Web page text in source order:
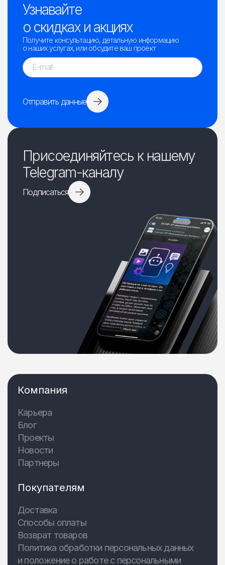
Узнавайте
о скидках и акциях
Получите консультацию, детальную информацию
о наших услугах, или обсудите ваш проект
Отправить данные
Присоединяйтесь к нашему
Telegram-каналу
Подписаться
Компания
Карьера
Блог
Проекты
Новости
Партнеры
Покупателям
Доставка
Способы оплаты
Возврат товаров
Политика обработки персональных данных
и положение о работе с персональными